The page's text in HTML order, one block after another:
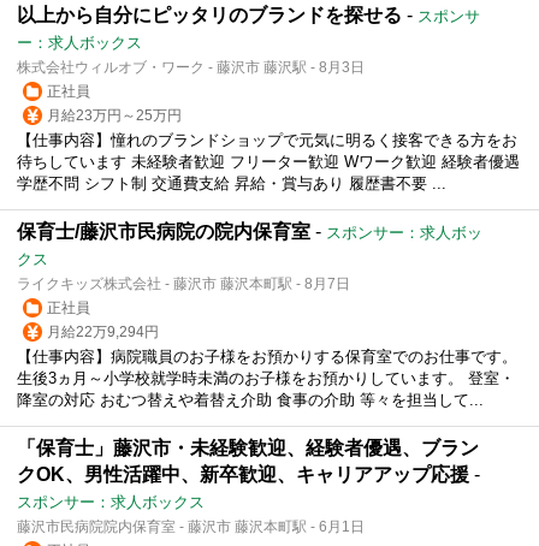
以上から自分にピッタリのブランドを探せる - スポンサ
ー：求人ボックス
株式会社ウィルオブ・ワーク - 藤沢市 藤沢駅 - 8月3日
正社員
月給23万円～25万円
【仕事内容】憧れのブランドショップで元気に明るく接客できる方をお
待ちしています 未経験者歓迎 フリーター歓迎 Wワーク歓迎 経験者優遇
学歴不問 シフト制 交通費支給 昇給・賞与あり 履歴書不要 ...
保育士/藤沢市民病院の院内保育室 - スポンサー：求人ボッ
クス
ライクキッズ株式会社 - 藤沢市 藤沢本町駅 - 8月7日
正社員
月給22万9,294円
【仕事内容】病院職員のお子様をお預かりする保育室でのお仕事です。
生後3ヵ月～小学校就学時未満のお子様をお預かりしています。 登室・
降室の対応 おむつ替えや着替え介助 食事の介助 等々を担当して...
「保育士」藤沢市・未経験歓迎、経験者優遇、ブラン
クOK、男性活躍中、新卒歓迎、キャリアアップ応援 -
スポンサー：求人ボックス
藤沢市民病院院内保育室 - 藤沢市 藤沢本町駅 - 6月1日